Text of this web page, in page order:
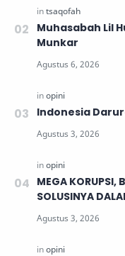
Muhasabah Lil
Munkar
Indonesia
MEGA KORUPSI,
SOLUSINYA